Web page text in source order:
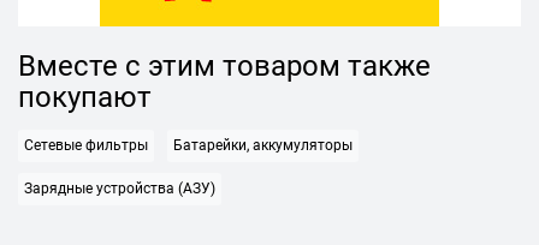
Вместе с этим товаром также
покупают
Сетевые фильтры Батарейки, аккумуляторы
Зарядные устройства (АЗУ)